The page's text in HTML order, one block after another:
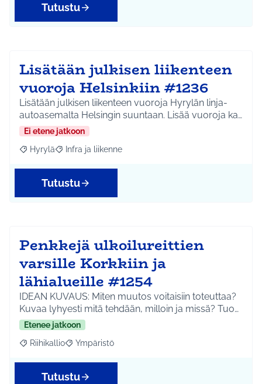
Tutustu
Lisätään julkisen liikenteen
vuoroja Helsinkiin #1236
Lisätään julkisen liikenteen vuoroja Hyrylän linja-
autoasemalta Helsingin suuntaan. Lisää vuoroja ka…
Ei etene jatkoon
Rajaa tulokset aihepiirin mukaan: Hyrylä
Hyrylä Rajaa tulokset teeman mukaan: Infra ja liikenne
Infra ja liikenne
Tutustu
Penkkejä ulkoilureittien
varsille Korkkiin ja
lähialueille #1254
IDEAN KUVAUS: Miten muutos voitaisiin toteuttaa?
Kuvaa lyhyesti mitä tehdään, milloin ja missä? Tuo…
Etenee jatkoon
Rajaa tulokset aihepiirin mukaan: Riihikallio
Riihikallio Rajaa tulokset teeman mukaan: Ympäristö
Ympäristö
Tutustu